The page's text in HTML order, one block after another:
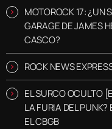
MOTOROCK 17: ¿UN
GARAGE DE JAMES
CASCO?
ROCK NEWS
EL SURCO OCULTO
LA FURIA DEL
EL CBGB